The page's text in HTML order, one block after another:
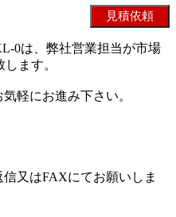
0は、弊社営業担当が市場
ます。
軽にお進み下さい。
又はFAXにてお願いしま